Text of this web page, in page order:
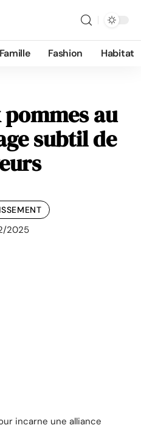
Famille Fashion Habitat
au
subtil de
2025
incarne une alliance